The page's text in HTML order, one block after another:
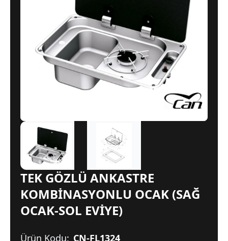
TEK GÖZLÜ ANKASTRE
KOMBİNASYONLU OCAK (SAĞ
OCAK-SOL EVİYE)
Ürün Kodu: CN-FL1324